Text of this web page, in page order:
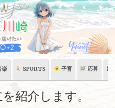
楽 SPORTS 子育 応募 🏛
紹介します。